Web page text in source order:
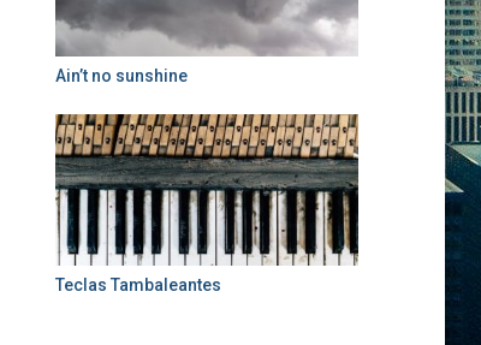
Ain’t no sunshine
Teclas Tambaleantes